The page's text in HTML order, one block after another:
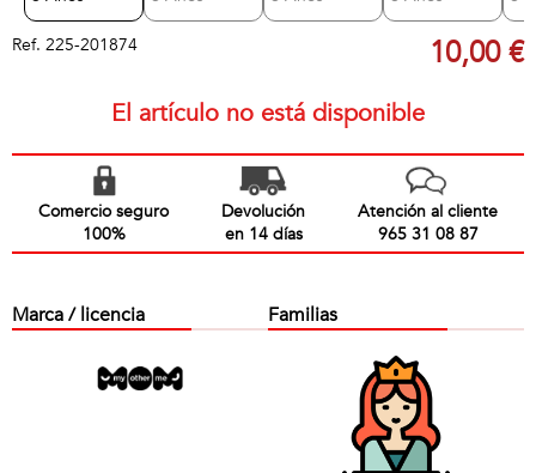
Ref. 225-201874 10,00 €
El artículo no está disponible
Comercio seguro
100%
Devolución
en 14 días
Atención al cliente
965 31 08 87
Marca / licencia Familias